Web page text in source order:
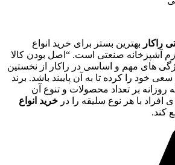
راکار بهترین بستر برای خرید انواع
آشپزخانه صنعتی است. “اصل بودن کالا
های مهم و اساسی در راکار از نخستین
خود را کرده تا به آن پایبند باشد. برند
روزانه بر تعداد محصولات و تنوع آن
ی افراد با هر نوع سلیقه را در خرید انواع
کند.